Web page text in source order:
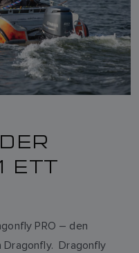
ETT
PRO – den
Dragonfly